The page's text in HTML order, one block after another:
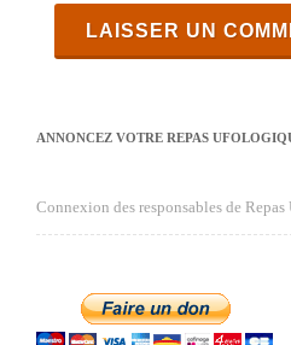
ANNONCEZ VOTRE REPAS
Connexion des responsables de